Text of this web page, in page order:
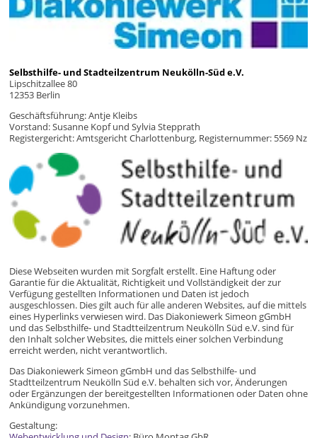
Selbsthilfe- und Stadteilzentrum Neukölln-Süd e.V.
Lipschitzallee 80
12353 Berlin
Geschäftsführung: Antje Kleibs
Vorstand: Susanne Kopf und Sylvia Stepprath
Registergericht: Amtsgericht Charlottenburg, Registernummer: 5569 Nz
​Diese Webseiten wurden mit Sorgfalt erstellt. Eine Haftung oder
Garantie für die Aktualität, Richtigkeit und Vollständigkeit der zur
Verfügung gestellten Informationen und Daten ist jedoch
ausgeschlossen. Dies gilt auch für alle anderen Websites, auf die mittels
eines Hyperlinks verwiesen wird. Das Diakoniewerk Simeon gGmbH
und das Selbsthilfe- und Stadtteilzentrum Neukölln Süd e.V. sind für
den Inhalt solcher Websites, die mittels einer solchen Verbindung
erreicht werden, nicht verantwortlich.
Das Diakoniewerk Simeon gGmbH und das Selbsthilfe- und
Stadtteilzentrum Neukölln Süd e.V. behalten sich vor, Änderungen
oder Ergänzungen der bereitgestellten Informationen oder Daten ohne
Ankündigung vorzunehmen.
Gestaltung: